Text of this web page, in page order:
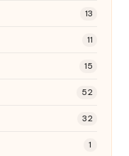
13
11
15
52
32
1